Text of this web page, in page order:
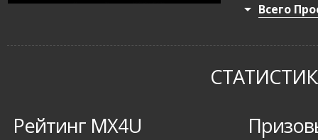
Всего
Рейтинг MX4U